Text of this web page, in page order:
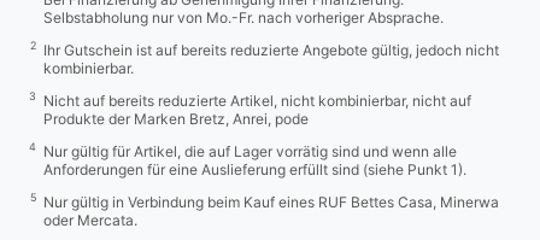
Selbstabholung nur von Mo.-Fr. nach vorheriger Absprache.
2
Ihr Gutschein ist auf bereits reduzierte Angebote gültig, jedoch nicht
kombinierbar.
3
Nicht auf bereits reduzierte Artikel, nicht kombinierbar, nicht auf
Produkte der Marken Bretz, Anrei, pode
4
Nur gültig für Artikel, die auf Lager vorrätig sind und wenn alle
Anforderungen für eine Auslieferung erfüllt sind (siehe Punkt 1).
5
Nur gültig in Verbindung beim Kauf eines RUF Bettes Casa, Minerwa
oder Mercata.